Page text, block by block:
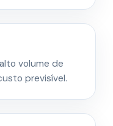
volume de
previsível.